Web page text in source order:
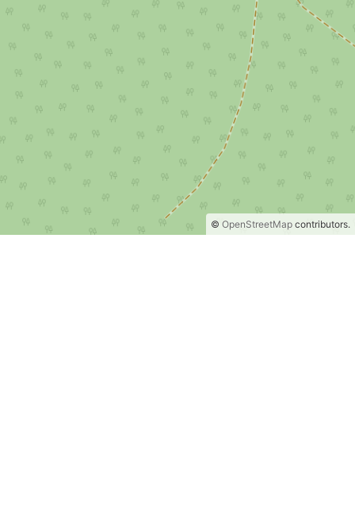
© OpenStreetMap contributors.